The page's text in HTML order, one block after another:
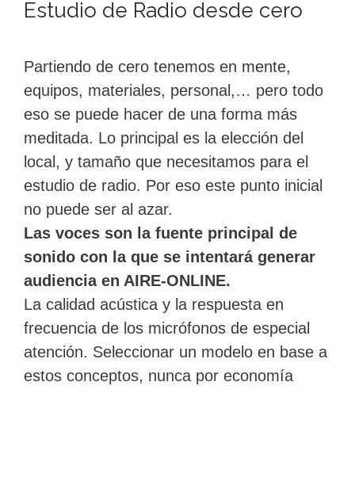
Estudio de Radio desde cero
Partiendo de cero tenemos en mente,
equipos, materiales, personal,… pero todo
eso se puede hacer de una forma más
meditada. Lo principal es la elección del
local, y tamaño que necesitamos para el
estudio de radio. Por eso este punto inicial
no puede ser al azar.
Las voces son la fuente principal de
sonido con la que se intentará generar
audiencia en AIRE-ONLINE.
La calidad acústica y la respuesta en
frecuencia de los micrófonos de especial
atención. Seleccionar un modelo en base a
estos conceptos, nunca por economía